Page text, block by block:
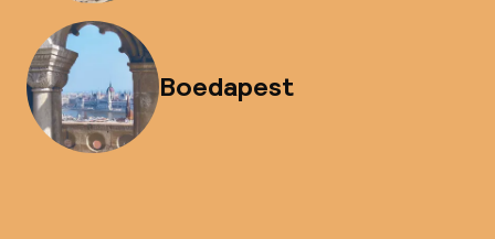
Boedapest